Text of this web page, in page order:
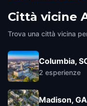
Città vicine
Trova una città vicina
Columbia,
2 esperienze
Madison, GA